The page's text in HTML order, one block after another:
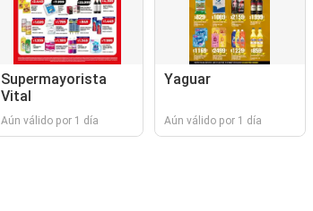
Supermayorista
Vital
Aún válido por 1 día
Yaguar
Aún válido por 1 día